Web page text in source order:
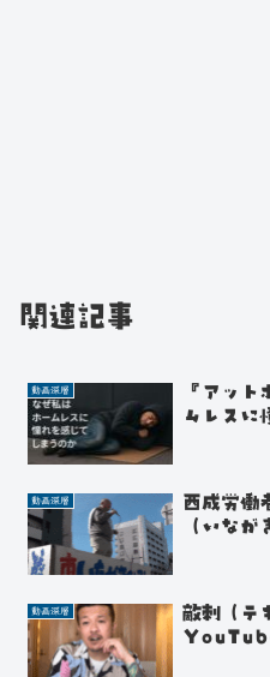
関連記事
動画深層
『アッ
ムレスに
動画深層
西成労働
（いな
動画深層
敵刺（テ